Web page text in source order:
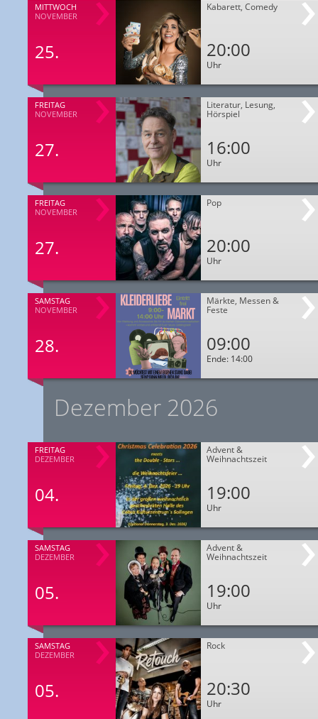
MITTWOCH
NOVEMBER
25.
Kabarett, Comedy
20:00
Uhr
FREITAG
NOVEMBER
27.
Literatur, Lesung,
Hörspiel
16:00
Uhr
FREITAG
NOVEMBER
27.
Pop
20:00
Uhr
SAMSTAG
NOVEMBER
28.
Märkte, Messen &
Feste
09:00
Ende: 14:00
Dezember 2026
FREITAG
DEZEMBER
04.
Advent &
Weihnachtszeit
19:00
Uhr
SAMSTAG
DEZEMBER
05.
Advent &
Weihnachtszeit
19:00
Uhr
SAMSTAG
DEZEMBER
05.
Rock
20:30
Uhr